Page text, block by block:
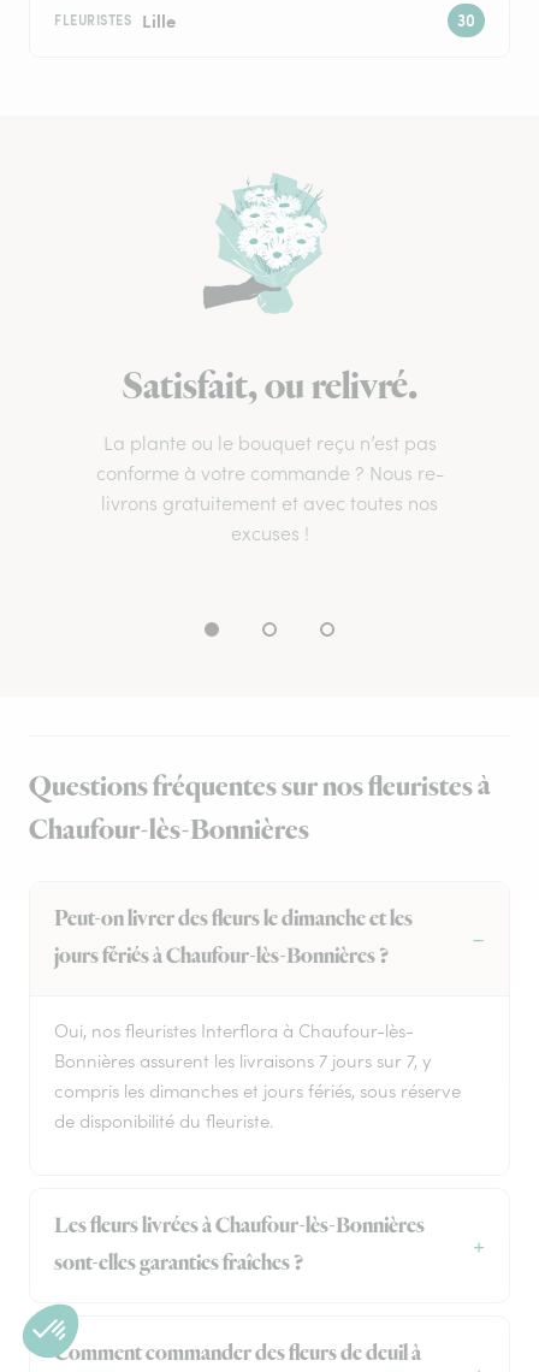
FLEURISTES Lille
Satisfait, ou relivré.
La plante ou le bouquet reçu n’est pas
conforme à votre commande ? Nous re-
livrons gratuitement et avec toutes nos
excuses !
Questions fréquentes sur nos fleuristes à
Chaufour-lès-Bonnières
Peut-on livrer des fleurs le dimanche et les
jours fériés à Chaufour-lès-Bonnières ?
Oui, nos fleuristes Interflora à Chaufour-lès-
Bonnières assurent les livraisons 7 jours sur 7, y
compris les dimanches et jours fériés, sous réserve
de disponibilité du fleuriste.
Les fleurs livrées à Chaufour-lès-Bonnières
sont-elles garanties fraîches ?
Comment commander des fleurs de deuil à